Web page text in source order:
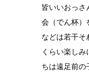
皆いいおっさ
会（でん杯）
などは若干そ
くらい楽し
ちは遠足前の